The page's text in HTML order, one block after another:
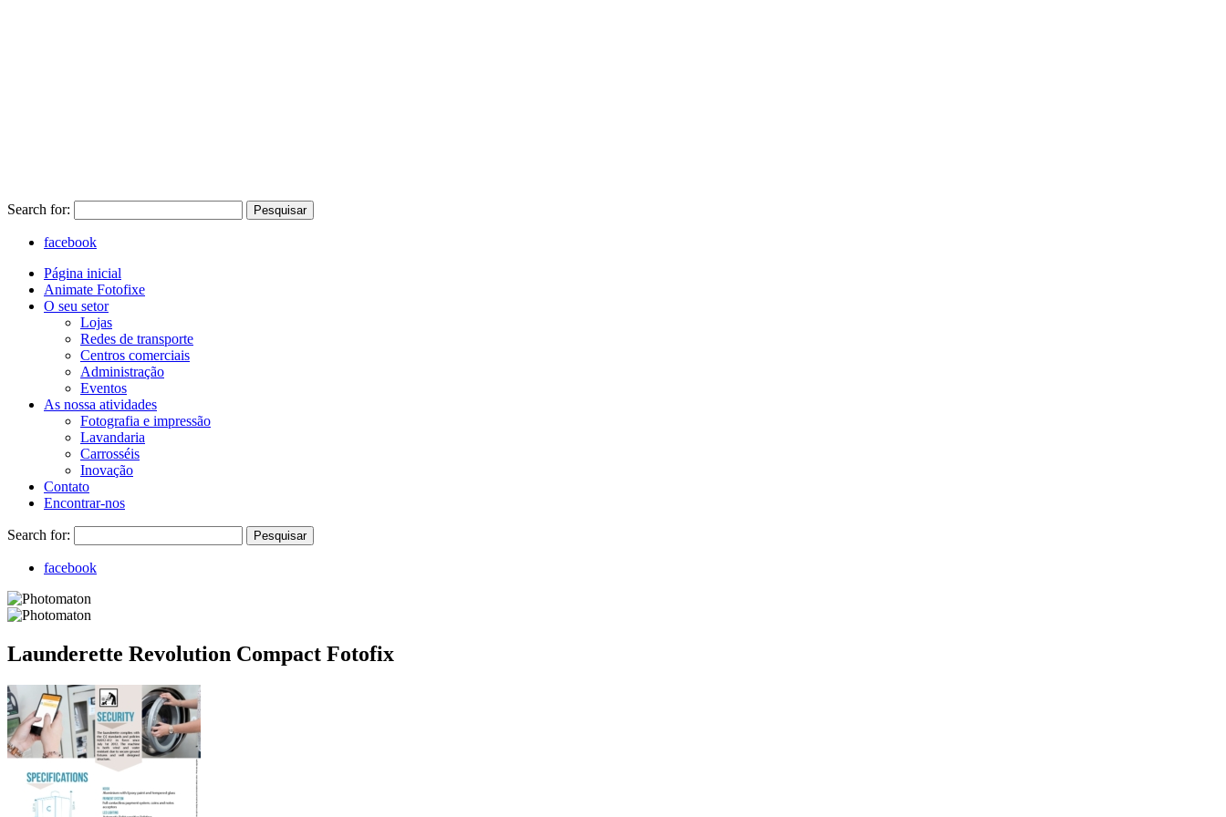
Search for: Pesquisar
facebook
Página inicial
Animate Fotofixe
O seu setor
Lojas
Redes de transporte
Centros comerciais
Administração
Eventos
As nossa atividades
Fotografia e impressão
Lavandaria
Carrosséis
Inovação
Contato
Encontrar-nos
Search for: Pesquisar
facebook
Launderette Revolution Compact Fotofix